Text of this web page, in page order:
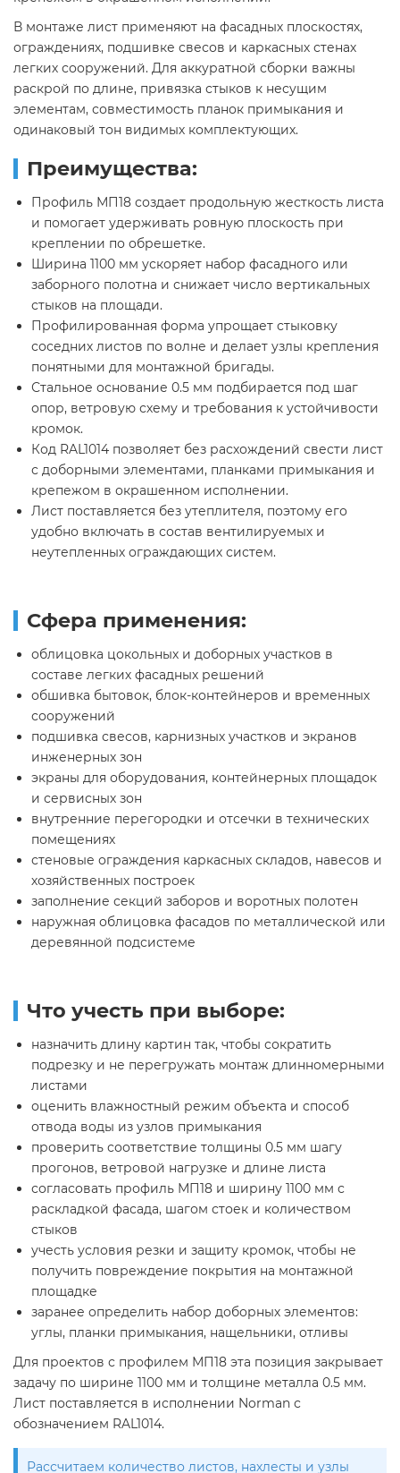
В монтаже лист применяют на фасадных плоскостях,
ограждениях, подшивке свесов и каркасных стенах
легких сооружений. Для аккуратной сборки важны
раскрой по длине, привязка стыков к несущим
элементам, совместимость планок примыкания и
одинаковый тон видимых комплектующих.
Преимущества:
Профиль МП18 создает продольную жесткость листа
и помогает удерживать ровную плоскость при
креплении по обрешетке.
Ширина 1100 мм ускоряет набор фасадного или
заборного полотна и снижает число вертикальных
стыков на площади.
Профилированная форма упрощает стыковку
соседних листов по волне и делает узлы крепления
понятными для монтажной бригады.
Стальное основание 0.5 мм подбирается под шаг
опор, ветровую схему и требования к устойчивости
кромок.
Код RAL1014 позволяет без расхождений свести лист
с доборными элементами, планками примыкания и
крепежом в окрашенном исполнении.
Лист поставляется без утеплителя, поэтому его
удобно включать в состав вентилируемых и
неутепленных ограждающих систем.
Сфера применения:
облицовка цокольных и доборных участков в
составе легких фасадных решений
обшивка бытовок, блок-контейнеров и временных
сооружений
подшивка свесов, карнизных участков и экранов
инженерных зон
экраны для оборудования, контейнерных площадок
и сервисных зон
внутренние перегородки и отсечки в технических
помещениях
стеновые ограждения каркасных складов, навесов и
хозяйственных построек
заполнение секций заборов и воротных полотен
наружная облицовка фасадов по металлической или
деревянной подсистеме
Что учесть при выборе:
назначить длину картин так, чтобы сократить
подрезку и не перегружать монтаж длинномерными
листами
оценить влажностный режим объекта и способ
отвода воды из узлов примыкания
проверить соответствие толщины 0.5 мм шагу
прогонов, ветровой нагрузке и длине листа
согласовать профиль МП18 и ширину 1100 мм с
раскладкой фасада, шагом стоек и количеством
стыков
учесть условия резки и защиту кромок, чтобы не
получить повреждение покрытия на монтажной
площадке
заранее определить набор доборных элементов:
углы, планки примыкания, нащельники, отливы
Для проектов с профилем МП18 эта позиция закрывает
задачу по ширине 1100 мм и толщине металла 0.5 мм.
Лист поставляется в исполнении Norman с
обозначением RAL1014.
Рассчитаем количество листов, нахлесты и узлы